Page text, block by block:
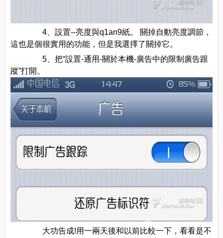
4、設置--亮度與q1an9紙。 關掉自動亮度調節，
這也是個很實用的功能，但是我選擇了關掉它。
5、把“設置-通用-關於本機-廣告中的限制廣告跟
蹤”打開。
大功告成!用一兩天後和以前比較一下，看看是不